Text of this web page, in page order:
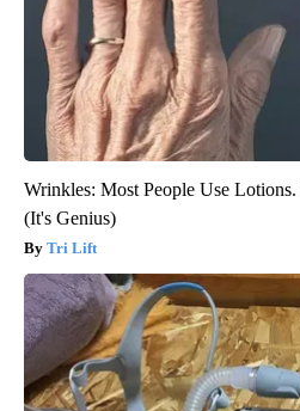
Wrinkles: Most People Use
(It's Genius)
Tri Lift